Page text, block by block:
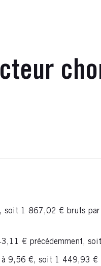
1 867,02 € bruts
€ précédemment,
9,56 €, soit 1 449,93